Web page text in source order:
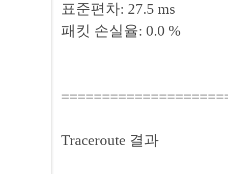
표준편차: 27.5 ms
패킷 손실율: 0.0 %
Traceroute 결과